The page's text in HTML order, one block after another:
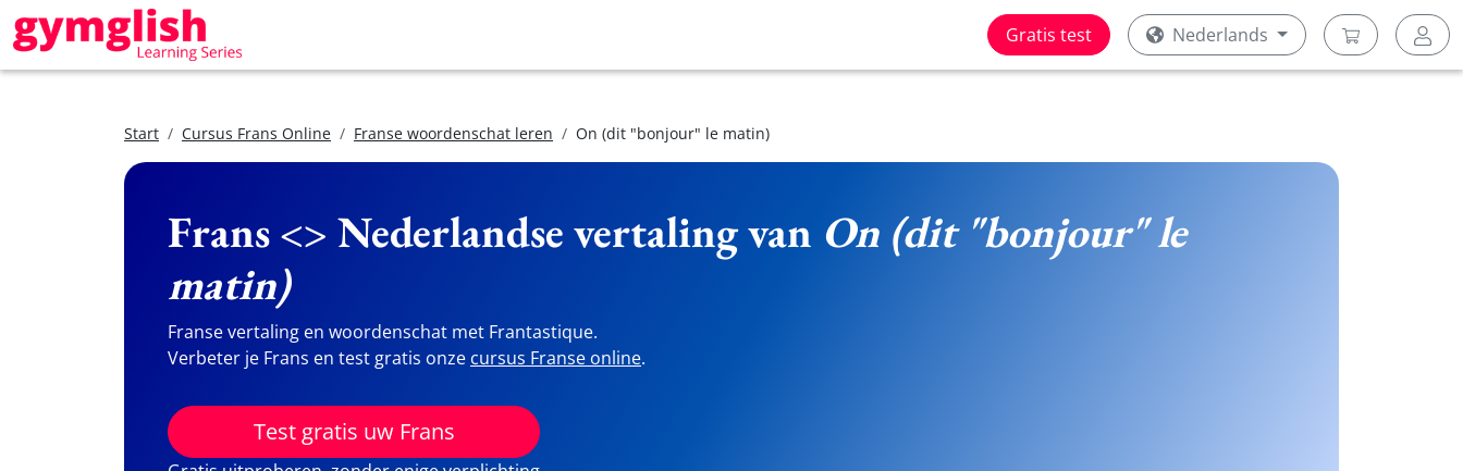
Gratis test Nederlands
Start Cursus Frans Online Franse woordenschat leren On (dit "bonjour" le matin)
Frans <> Nederlandse vertaling van On (dit "bonjour" le
matin)
Franse vertaling en woordenschat met Frantastique.
Verbeter je Frans en test gratis onze cursus Franse online.
Test gratis uw Frans